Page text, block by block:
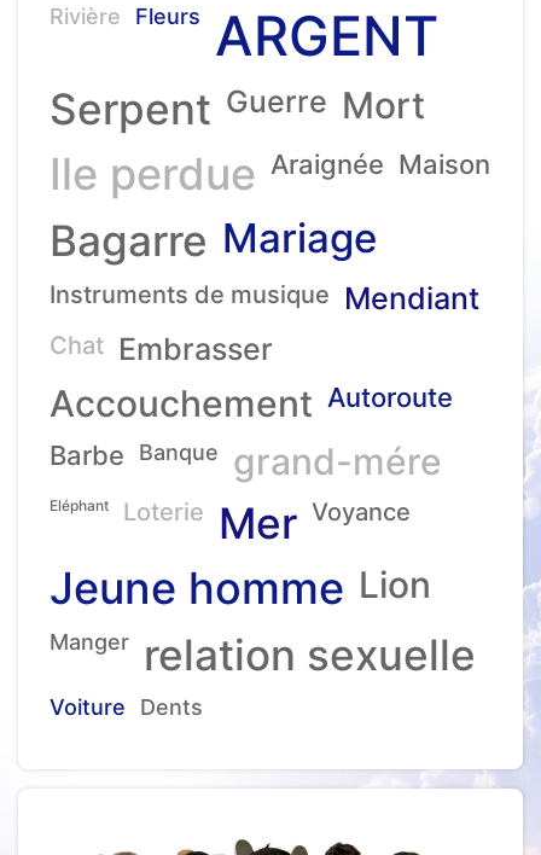
Rivière Fleurs ARGENT
Serpent Guerre Mort
Ile perdue Araignée Maison
Bagarre Mariage
Instruments de musique Mendiant
Chat Embrasser
Accouchement Autoroute
Barbe
Banque grand-mére
Eléphant Loterie Mer Voyance
Jeune homme Lion
Manger relation sexuelle
Voiture Dents